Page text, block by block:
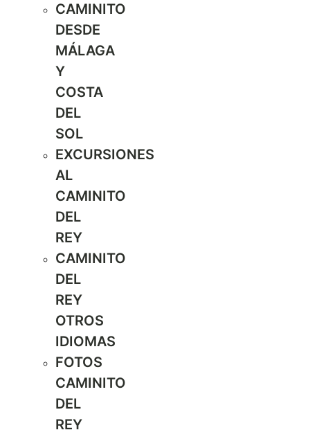
CAMINITO
DESDE
MÁLAGA
Y
COSTA
DEL
SOL
EXCURSIONES
AL
CAMINITO
DEL
REY
CAMINITO
DEL
REY
OTROS
IDIOMAS
FOTOS
CAMINITO
DEL
REY